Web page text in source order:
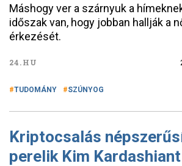
Máshogy ver a szárnyuk a
időszak van, hogy jobban hallják a
érkezését.
24.HU
TUDOMÁNY SZÚNYOG
Kriptocsalás
perelik Kim